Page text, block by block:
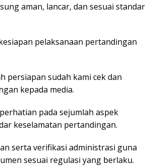
aman, lancar, dan sesuai standar
pelaksanaan pertandingan
persiapan sudah kami cek dan
kepada media.
pada sejumlah aspek
keselamatan pertandingan.
serta verifikasi administrasi guna
sesuai regulasi yang berlaku.